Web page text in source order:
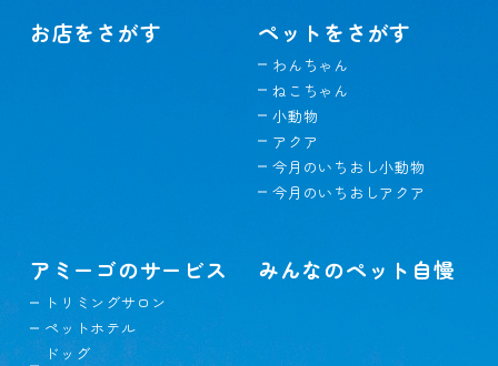
お店をさがす ペットをさがす
わんちゃん
ねこちゃん
小動物
アクア
今月のいちおし小動物
今月のいちおしアクア
アミーゴのサービス
トリミングサロン
ペットホテル
ドッグ
みんなのペット自慢